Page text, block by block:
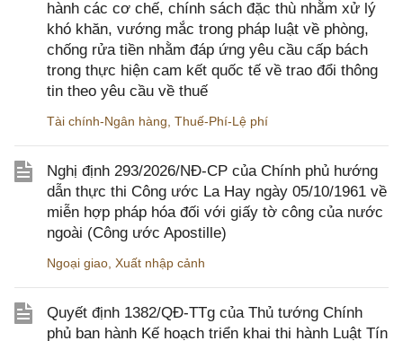
hành các cơ chế, chính sách đặc thù nhằm xử lý
khó khăn, vướng mắc trong pháp luật về phòng,
chống rửa tiền nhằm đáp ứng yêu cầu cấp bách
trong thực hiện cam kết quốc tế về trao đổi thông
tin theo yêu cầu về thuế
Tài chính-Ngân hàng Thuế-Phí-Lệ phí
Nghị định 293/2026/NĐ-CP của Chính phủ hướng
dẫn thực thi Công ước La Hay ngày 05/10/1961 về
miễn hợp pháp hóa đối với giấy tờ công của nước
ngoài (Công ước Apostille)
Ngoại giao Xuất nhập cảnh
Quyết định 1382/QĐ-TTg của Thủ tướng Chính
phủ ban hành Kế hoạch triển khai thi hành Luật Tín